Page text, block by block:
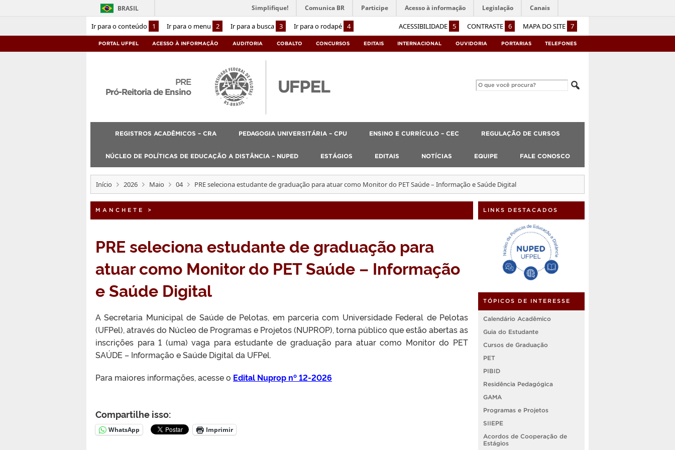
Ir para o conteúdo 1 Ir para o menu 2 Ir para a busca 3 Ir para o rodapé 4 ACESSIBILIDADE 5 CONTRASTE 6 MAPA DO SITE 7
BRASIL Simplifique! Comunica BR Participe Acesso à informação Legislação Canais
PORTAL UFPEL ACESSO À INFORMAÇÃO AUDITORIA COBALTO CONCURSOS EDITAIS INTERNACIONAL OUVIDORIA PORTARIAS TELEFONES
PRE
Pró-Reitoria de Ensino
REGISTROS ACADÊMICOS – CRA PEDAGOGIA UNIVERSITÁRIA – CPU ENSINO E CURRÍCULO – CEC REGULAÇÃO DE CURSOS
NÚCLEO DE POLÍTICAS DE EDUCAÇÃO A DISTÂNCIA – NUPED ESTÁGIOS EDITAIS NOTÍCIAS EQUIPE FALE CONOSCO
Início 2026 Maio 04 PRE seleciona estudante de graduação para atuar como Monitor do PET Saúde – Informação e Saúde Digital
MANCHETE >
PRE seleciona estudante de graduação para
atuar como Monitor do PET Saúde – Informação
e Saúde Digital
A Secretaria Municipal de Saúde de Pelotas, em parceria com Universidade Federal de Pelotas
(UFPel), através do Núcleo de Programas e Projetos (NUPROP), torna público que estão abertas as
inscrições para 1 (uma) vaga para estudante de graduação para atuar como Monitor do PET
SAÚDE – Informação e Saúde Digital da UFPel.
Para maiores informações, acesse o Edital Nuprop nº 12-2026
Compartilhe isso:
WhatsApp Imprimir
LINKS DESTACADOS
TÓPICOS DE INTERESSE
Calendário Acadêmico
Guia do Estudante
Cursos de Graduação
PET
PIBID
Residência Pedagógica
GAMA
Programas e Projetos
SIIEPE
Acordos de Cooperação de
Estágios